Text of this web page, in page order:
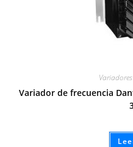
Variador de frecuencia